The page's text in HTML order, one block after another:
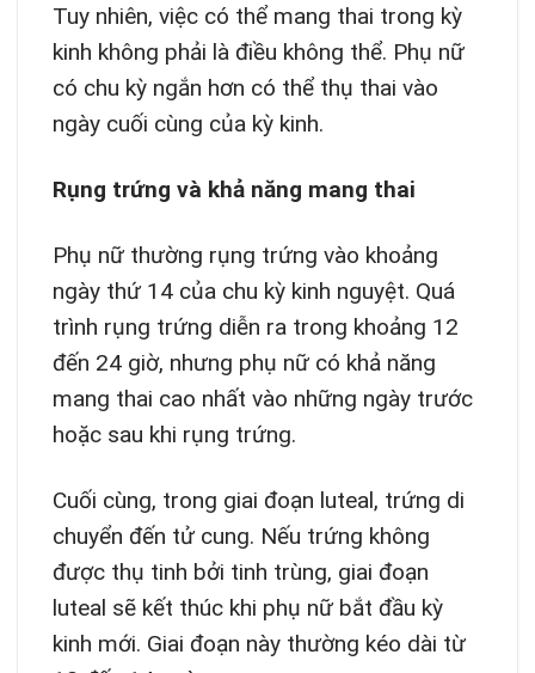
Tuy nhiên, việc có thể mang thai trong kỳ
kinh không phải là điều không thể. Phụ nữ
có chu kỳ ngắn hơn có thể thụ thai vào
ngày cuối cùng của kỳ kinh.
Rụng trứng và khả năng mang thai
Phụ nữ thường rụng trứng vào khoảng
ngày thứ 14 của chu kỳ kinh nguyệt. Quá
trình rụng trứng diễn ra trong khoảng 12
đến 24 giờ, nhưng phụ nữ có khả năng
mang thai cao nhất vào những ngày trước
hoặc sau khi rụng trứng.
Cuối cùng, trong giai đoạn luteal, trứng di
chuyển đến tử cung. Nếu trứng không
được thụ tinh bởi tinh trùng, giai đoạn
luteal sẽ kết thúc khi phụ nữ bắt đầu kỳ
kinh mới. Giai đoạn này thường kéo dài từ